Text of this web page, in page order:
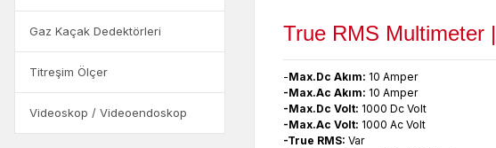
Gaz Kaçak Dedektörleri
Titreşim Ölçer
Videoskop / Videoendoskop
True RMS Multimeter |
-Max.Dc Akım: 10 Amper
-Max.Ac Akım: 10 Amper
-Max.Dc Volt: 1000 Dc Volt
-Max.Ac Volt: 1000 Ac Volt
-True RMS: Var